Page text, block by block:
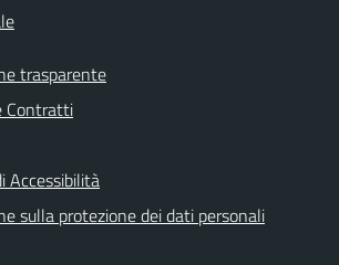
trasparente
Contratti
Accessibilità
sulla protezione dei dati personali